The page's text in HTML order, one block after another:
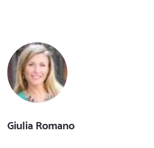
Giulia Romano